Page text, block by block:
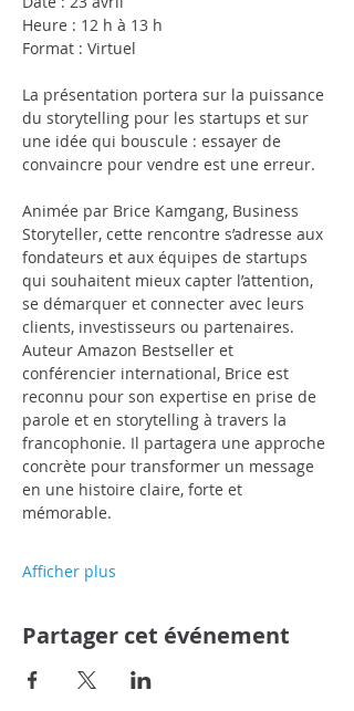
Heure : 12 h à 13 h
Format : Virtuel
La présentation portera sur la puissance
du storytelling pour les startups et sur
une idée qui bouscule : essayer de
convaincre pour vendre est une erreur.
Animée par Brice Kamgang, Business
Storyteller, cette rencontre s’adresse aux
fondateurs et aux équipes de startups
qui souhaitent mieux capter l’attention,
se démarquer et connecter avec leurs
clients, investisseurs ou partenaires.
Auteur Amazon Bestseller et
conférencier international, Brice est
reconnu pour son expertise en prise de
parole et en storytelling à travers la
francophonie. Il partagera une approche
concrète pour transformer un message
en une histoire claire, forte et
mémorable.
Afficher plus
Partager cet événement